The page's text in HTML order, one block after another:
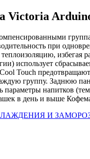
при
избегая
использует
Touch
группу. Заднюю
напитков
в день и выше
И